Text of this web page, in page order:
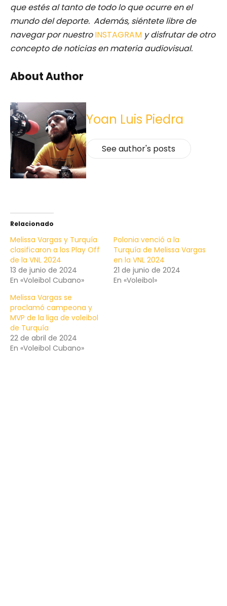
que estés al tanto de todo lo que ocurre en el
mundo del deporte. Además, siéntete libre de
navegar por nuestro INSTAGRAM y disfrutar de otro
concepto de noticias en materia audiovisual.
About Author
Yoan Luis Piedra
See author's posts
Relacionado
Melissa Vargas y Turquía
clasificaron a los Play Off
de la VNL 2024
13 de junio de 2024
En «Voleibol Cubano»
Polonia venció a la
Turquía de Melissa Vargas
en la VNL 2024
21 de junio de 2024
En «Voleibol»
Melissa Vargas se
proclamó campeona y
MVP de la liga de voleibol
de Turquía
22 de abril de 2024
En «Voleibol Cubano»